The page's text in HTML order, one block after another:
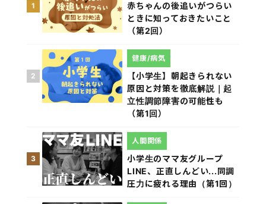
1
赤ちゃんの後追いがつらい
ときに知っておきたいこと
（第2回）
2
【小学生】朝起きられない
原因と対策を徹底解説｜起
立性調節障害の可能性も
（第1回）
健康/病気
3
小学生のママ友グループ
LINE、正直しんどい...同調
圧力に疲れる理由（第1回）
人間関係